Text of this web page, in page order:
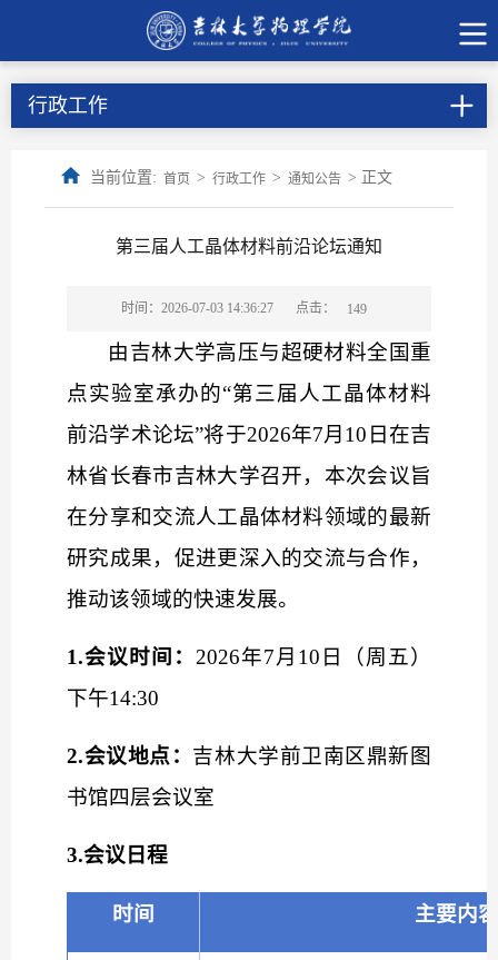
行政工作
当前位置: 首页 > 行政工作 > 通知公告 > 正文
第三届人工晶体材料前沿论坛通知
时间：2026-07-03 14:36:27 点击： 149
由吉林大学高压与超硬材料全国重
点实验室承办的“第三届人工晶体材料
前沿学术论坛”将于2026年7月10日在吉
林省长春市吉林大学召开，本次会议旨
在分享和交流人工晶体材料领域的最新
研究成果，促进更深入的交流与合作，
推动该领域的快速发展。
1.会议时间： 2026年7月10日（周五）
下午14:30
2.会议地点： 吉林大学前卫南区鼎新图
书馆四层会议室
3.会议日程
时间 主要内容